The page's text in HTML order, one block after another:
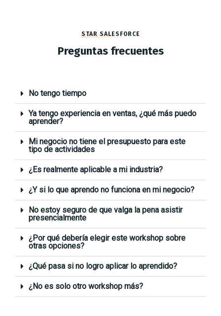
STAR SALESFORCE
Preguntas frecuentes
No tengo tiempo
Ya tengo experiencia en ventas, ¿qué más puedo
aprender?
Mi negocio no tiene el presupuesto para este
tipo de actividades
¿Es realmente aplicable a mi industria?
¿Y si lo que aprendo no funciona en mi negocio?
No estoy seguro de que valga la pena asistir
presencialmente
¿Por qué debería elegir este workshop sobre
otras opciones?
¿Qué pasa si no logro aplicar lo aprendido?
¿No es solo otro workshop más?